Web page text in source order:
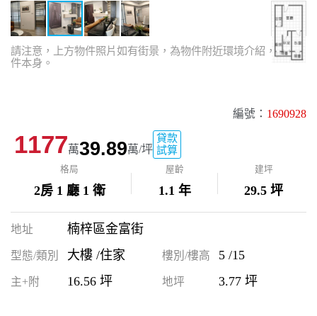
請注意，上方物件照片如有街景，為物件附近環境介紹，非物
件本身。
編號： 1690928
1177萬39.89萬/坪
貸款
試算
格局
2房 1 廳 1 衛
屋齡
1.1 年
建坪
29.5 坪
地址 楠梓區金富街
型態/類別 大樓 /住家 樓別/樓高 5 /15
主+附 16.56 坪 地坪 3.77 坪